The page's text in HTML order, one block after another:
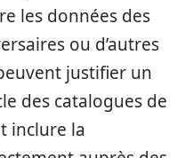
les données des
ou d’autres
justifier un
des catalogues de
inclure la